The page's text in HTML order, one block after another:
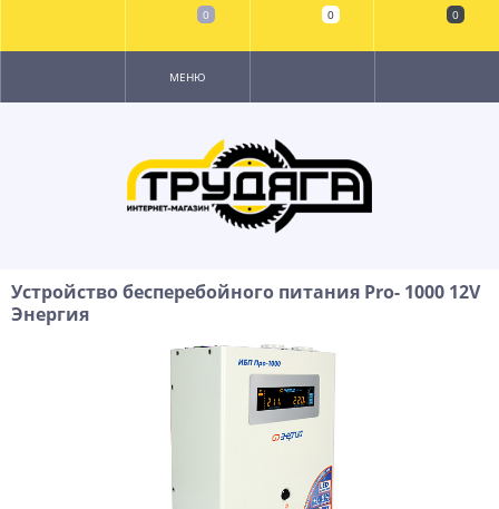
МЕНЮ
Устройство бесперебойного питания Pro- 1000 12V
Энергия
0 0 0